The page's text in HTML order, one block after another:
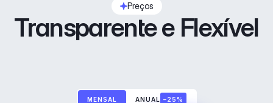
Preços
Transparente e Flexível
MENSAL ANUAL –25%